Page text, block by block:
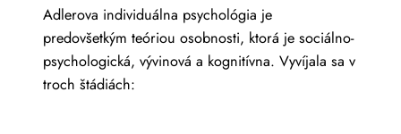
Adlerova individuálna psychológia je
predovšetkým teóriou osobnosti, ktorá je sociálno-
psychologická, vývinová a kognitívna. Vyvíjala sa v
troch štádiách: